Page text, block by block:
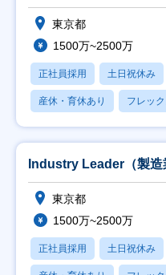
ス】
東京都
1500万~2500万
正社員採用 土日祝休み
産休・育休あり フレッ
Industry Leader（製造
東京都
1500万~2500万
正社員採用 土日祝休み